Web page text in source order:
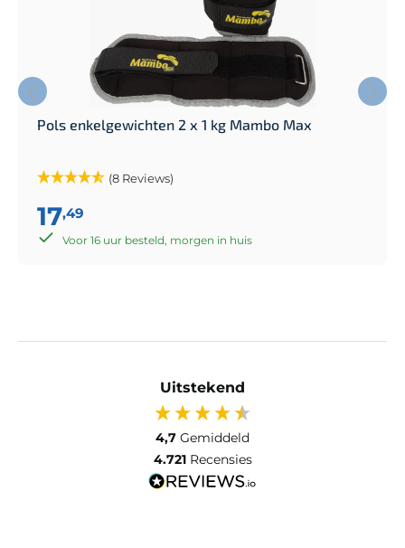
Pols enkelgewichten 2 x 1 kg Mambo Max
(8 Reviews)
17,49
Voor 16 uur besteld, morgen in huis
Uitstekend
4,7 Gemiddeld
4.721 Recensies